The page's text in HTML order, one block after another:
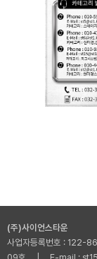
(주)사이언스타운
사업자등록번호 : 122-